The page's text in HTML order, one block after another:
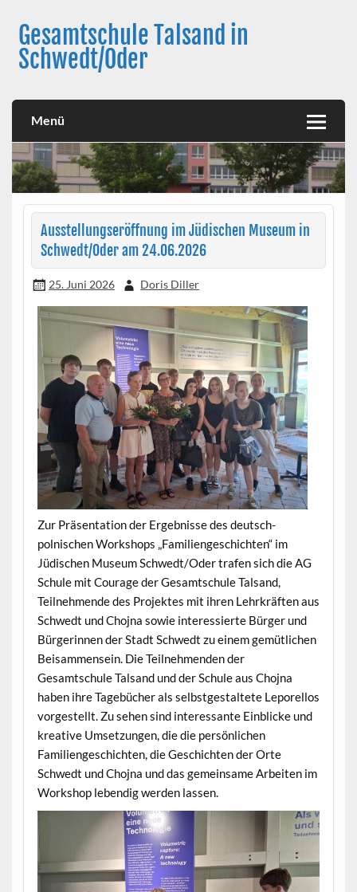
contentGesamtschule Talsand in
Schwedt/Oder
Menü
Ausstellungseröffnung im Jüdischen Museum in
Schwedt/Oder am 24.06.2026
25. Juni 2026 Doris Diller
Zur Präsentation der Ergebnisse des deutsch-
polnischen Workshops „Familiengeschichten“ im
Jüdischen Museum Schwedt/Oder trafen sich die AG
Schule mit Courage der Gesamtschule Talsand,
Teilnehmende des Projektes mit ihren Lehrkräften aus
Schwedt und Chojna sowie interessierte Bürger und
Bürgerinnen der Stadt Schwedt zu einem gemütlichen
Beisammensein. Die Teilnehmenden der
Gesamtschule Talsand und der Schule aus Chojna
haben ihre Tagebücher als selbstgestaltete Leporellos
vorgestellt. Zu sehen sind interessante Einblicke und
kreative Umsetzungen, die die persönlichen
Familiengeschichten, die Geschichten der Orte
Schwedt und Chojna und das gemeinsame Arbeiten im
Workshop lebendig werden lassen.